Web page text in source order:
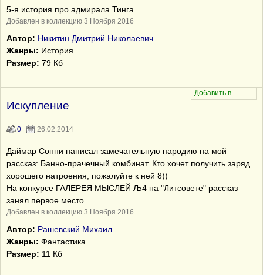
5-я история про адмирала Тинга
Добавлен в коллекцию 3 Ноября 2016
Автор: Никитин Дмитрий Николаевич
Жанры: История
Размер: 79 Кб
Искупление
0 26.02.2014
Даймар Сонни написал замечательную пародию на мой
рассказ: Банно-прачечный комбинат. Кто хочет получить заряд
хорошего натроения, пожалуйте к ней 8))
На конкурсе ГАЛЕРЕЯ МЫСЛЕЙ Љ4 на "Литсовете" рассказ
занял первое место
Добавлен в коллекцию 3 Ноября 2016
Автор: Рашевский Михаил
Жанры: Фантастика
Размер: 11 Кб